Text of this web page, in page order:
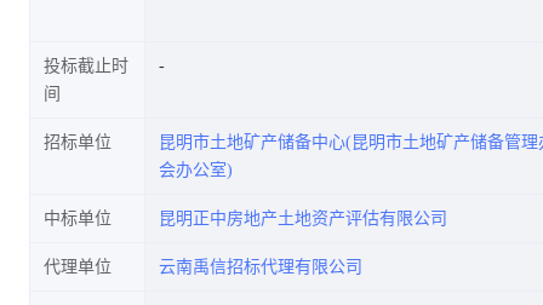
采购项目(6标段)中标公告
投标截止时
间
招标单位
昆明市土地矿产储备中心(昆明市土地矿产储备管
会办公室)
中标单位 昆明正中房地产土地资产评估有限公司
代理单位 云南禹信招标代理有限公司